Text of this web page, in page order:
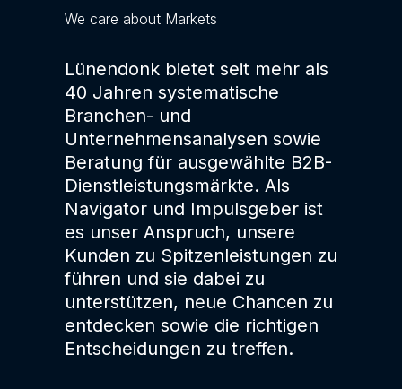
We care about Markets
Lünendonk bietet seit mehr als
40 Jahren systematische
Branchen- und
Unternehmensanalysen sowie
Beratung für ausgewählte B2B-
Dienstleistungsmärkte. Als
Navigator und Impulsgeber ist
es unser Anspruch, unsere
Kunden zu Spitzenleistungen zu
führen und sie dabei zu
unterstützen, neue Chancen zu
entdecken sowie die richtigen
Entscheidungen zu treffen.